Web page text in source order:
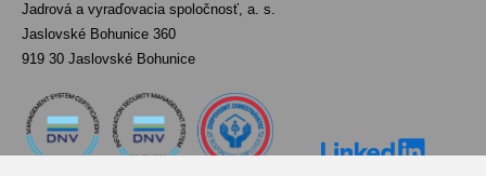
Jadrová a vyraďovacia spoločnosť, a. s.
Jaslovské Bohunice 360
919 30 Jaslovské Bohunice